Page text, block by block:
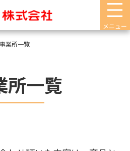
メニュー
事業所一覧
所一覧